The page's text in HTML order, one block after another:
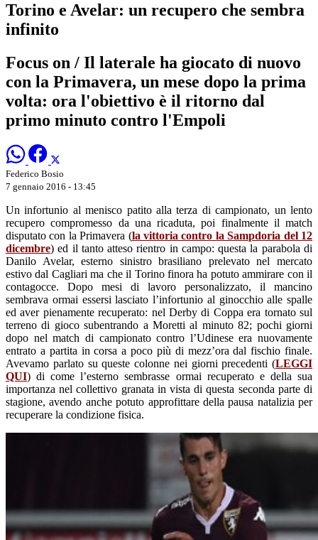
Torino e Avelar: un recupero che sembra
infinito
Focus on / Il laterale ha giocato di nuovo
con la Primavera, un mese dopo la prima
volta: ora l'obiettivo è il ritorno dal
primo minuto contro l'Empoli
Federico Bosio
7 gennaio 2016 - 13:45
Un infortunio al menisco patito alla terza di campionato, un lento
recupero compromesso da una ricaduta, poi finalmente il match
disputato con la Primavera (la vittoria contro la Sampdoria del 12
dicembre) ed il tanto atteso rientro in campo: questa la parabola di
Danilo Avelar, esterno sinistro brasiliano prelevato nel mercato
estivo dal Cagliari ma che il Torino finora ha potuto ammirare con il
contagocce. Dopo mesi di lavoro personalizzato, il mancino
sembrava ormai essersi lasciato l’infortunio al ginocchio alle spalle
ed aver pienamente recuperato: nel Derby di Coppa era tornato sul
terreno di gioco subentrando a Moretti al minuto 82; pochi giorni
dopo nel match di campionato contro l’Udinese era nuovamente
entrato a partita in corsa a poco più di mezz’ora dal fischio finale.
Avevamo parlato su queste colonne nei giorni precedenti (LEGGI
QUI) di come l’esterno sembrasse ormai recuperato e della sua
importanza nel collettivo granata in vista di questa seconda parte di
stagione, avendo anche potuto approfittare della pausa natalizia per
recuperare la condizione fisica.